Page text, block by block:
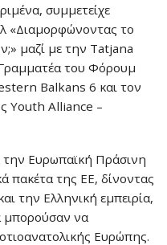
συμμετείχε
«Διαμορφώνοντας το
μαζί με την Tatjana
του Φόρουμ
Balkans 6 και τον
Youth Alliance –
Ευρωπαϊκή Πράσινη
πακέτα της ΕΕ, δίνοντας
την Ελληνική εμπειρία,
μπορούσαν να
Ευρώπης.